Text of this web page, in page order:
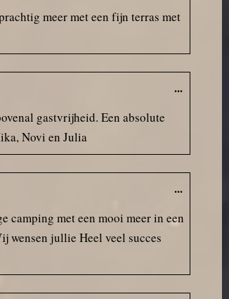
meer met een fijn terras met
gastvrijheid. Een absolute
Novi en Julia
...
camping met een mooi meer in een
wensen jullie Heel veel succes
...